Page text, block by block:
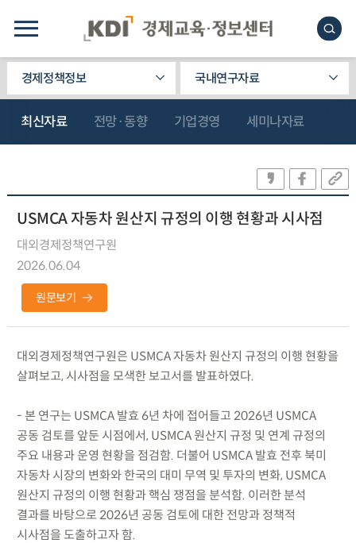
경제정책정보 국내연구자료
최신자료 전망·동향 기업경영 세미나자료
USMCA 자동차 원산지 규정의 이행 현황과 시사점
대외경제정책연구원
2026.06.04
원문보기
대외경제정책연구원은 USMCA 자동차 원산지 규정의 이행 현황을
살펴보고, 시사점을 모색한 보고서를 발표하였다.
- 본 연구는 USMCA 발효 6년 차에 접어들고 2026년 USMCA
공동 검토를 앞둔 시점에서, USMCA 원산지 규정 및 연계 규정의
주요 내용과 운영 현황을 점검함. 더불어 USMCA 발효 전후 북미
자동차 시장의 변화와 한국의 대미 무역 및 투자의 변화, USMCA
원산지 규정의 이행 현황과 핵심 쟁점을 분석함. 이러한 분석
결과를 바탕으로 2026년 공동 검토에 대한 전망과 정책적
시사점을 도출하고자 함.